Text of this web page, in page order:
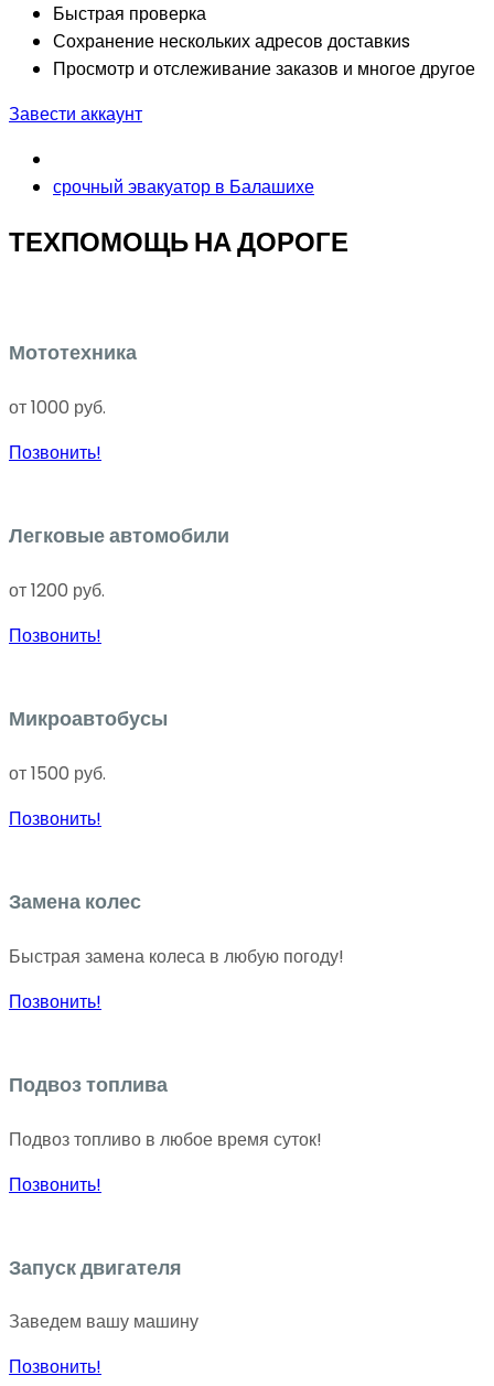
Быстрая проверка
Сохранение нескольких адресов доставкиs
Просмотр и отслеживание заказов и многое другое
Завести аккаунт
срочный эвакуатор в Балашихе
ТЕХПОМОЩЬ НА ДОРОГЕ
Мототехника
от 1000 руб.
Позвонить!
Легковые автомобили
от 1200 руб.
Позвонить!
Микроавтобусы
от 1500 руб.
Позвонить!
Замена колес
Быстрая замена колеса в любую погоду!
Позвонить!
Подвоз топлива
Подвоз топливо в любое время суток!
Позвонить!
Запуск двигателя
Заведем вашу машину
Позвонить!